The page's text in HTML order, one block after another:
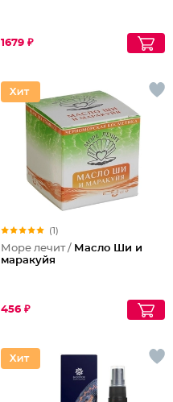
1679 ₽
(1)
Море лечит / Масло Ши и
маракуйя
456 ₽